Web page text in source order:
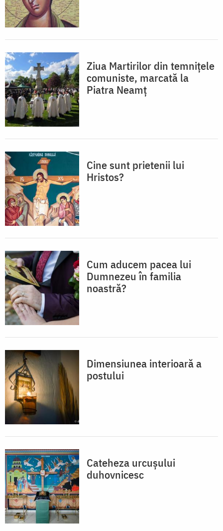
Ziua Martirilor din temnițele
comuniste, marcată la
Piatra Neamț
Cine sunt prietenii lui
Hristos?
Cum aducem pacea lui
Dumnezeu în familia
noastră?
Dimensiunea interioară a
postului
Cateheza urcușului
duhovnicesc